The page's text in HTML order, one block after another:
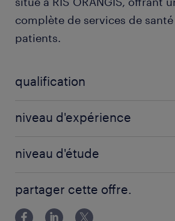
complète de services de
patients.
qualification
niveau d'expérience
niveau d'étude
partager cette offre.